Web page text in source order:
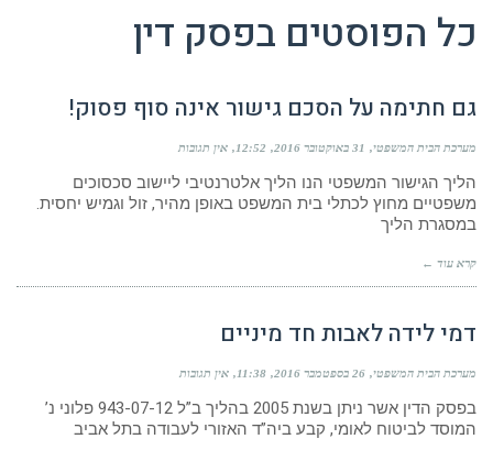
כל הפוסטים בפסק דין
גם חתימה על הסכם גישור אינה סוף פסוק!
מערכת הבית המשפטי 31 באוקטובר 2016 12:52 אין תגובות
הליך הגישור המשפטי הנו הליך אלטרנטיבי ליישוב סכסוכים
משפטיים מחוץ לכתלי בית המשפט באופן מהיר, זול וגמיש יחסית.
במסגרת הליך
קרא עוד ←
דמי לידה לאבות חד מיניים
מערכת הבית המשפטי 26 בספטמבר 2016 11:38 אין תגובות
בפסק הדין אשר ניתן בשנת 2005 בהליך ב”ל 943-07-12 פלוני נ’
המוסד לביטוח לאומי, קבע ביה”ד האזורי לעבודה בתל אביב